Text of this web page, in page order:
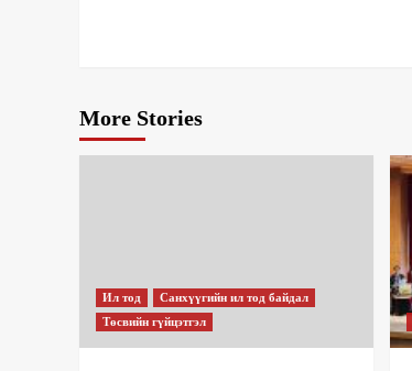
More Stories
Ил тод
Санхүүгийн ил тод байдал
Төсвийн гүйцэтгэл